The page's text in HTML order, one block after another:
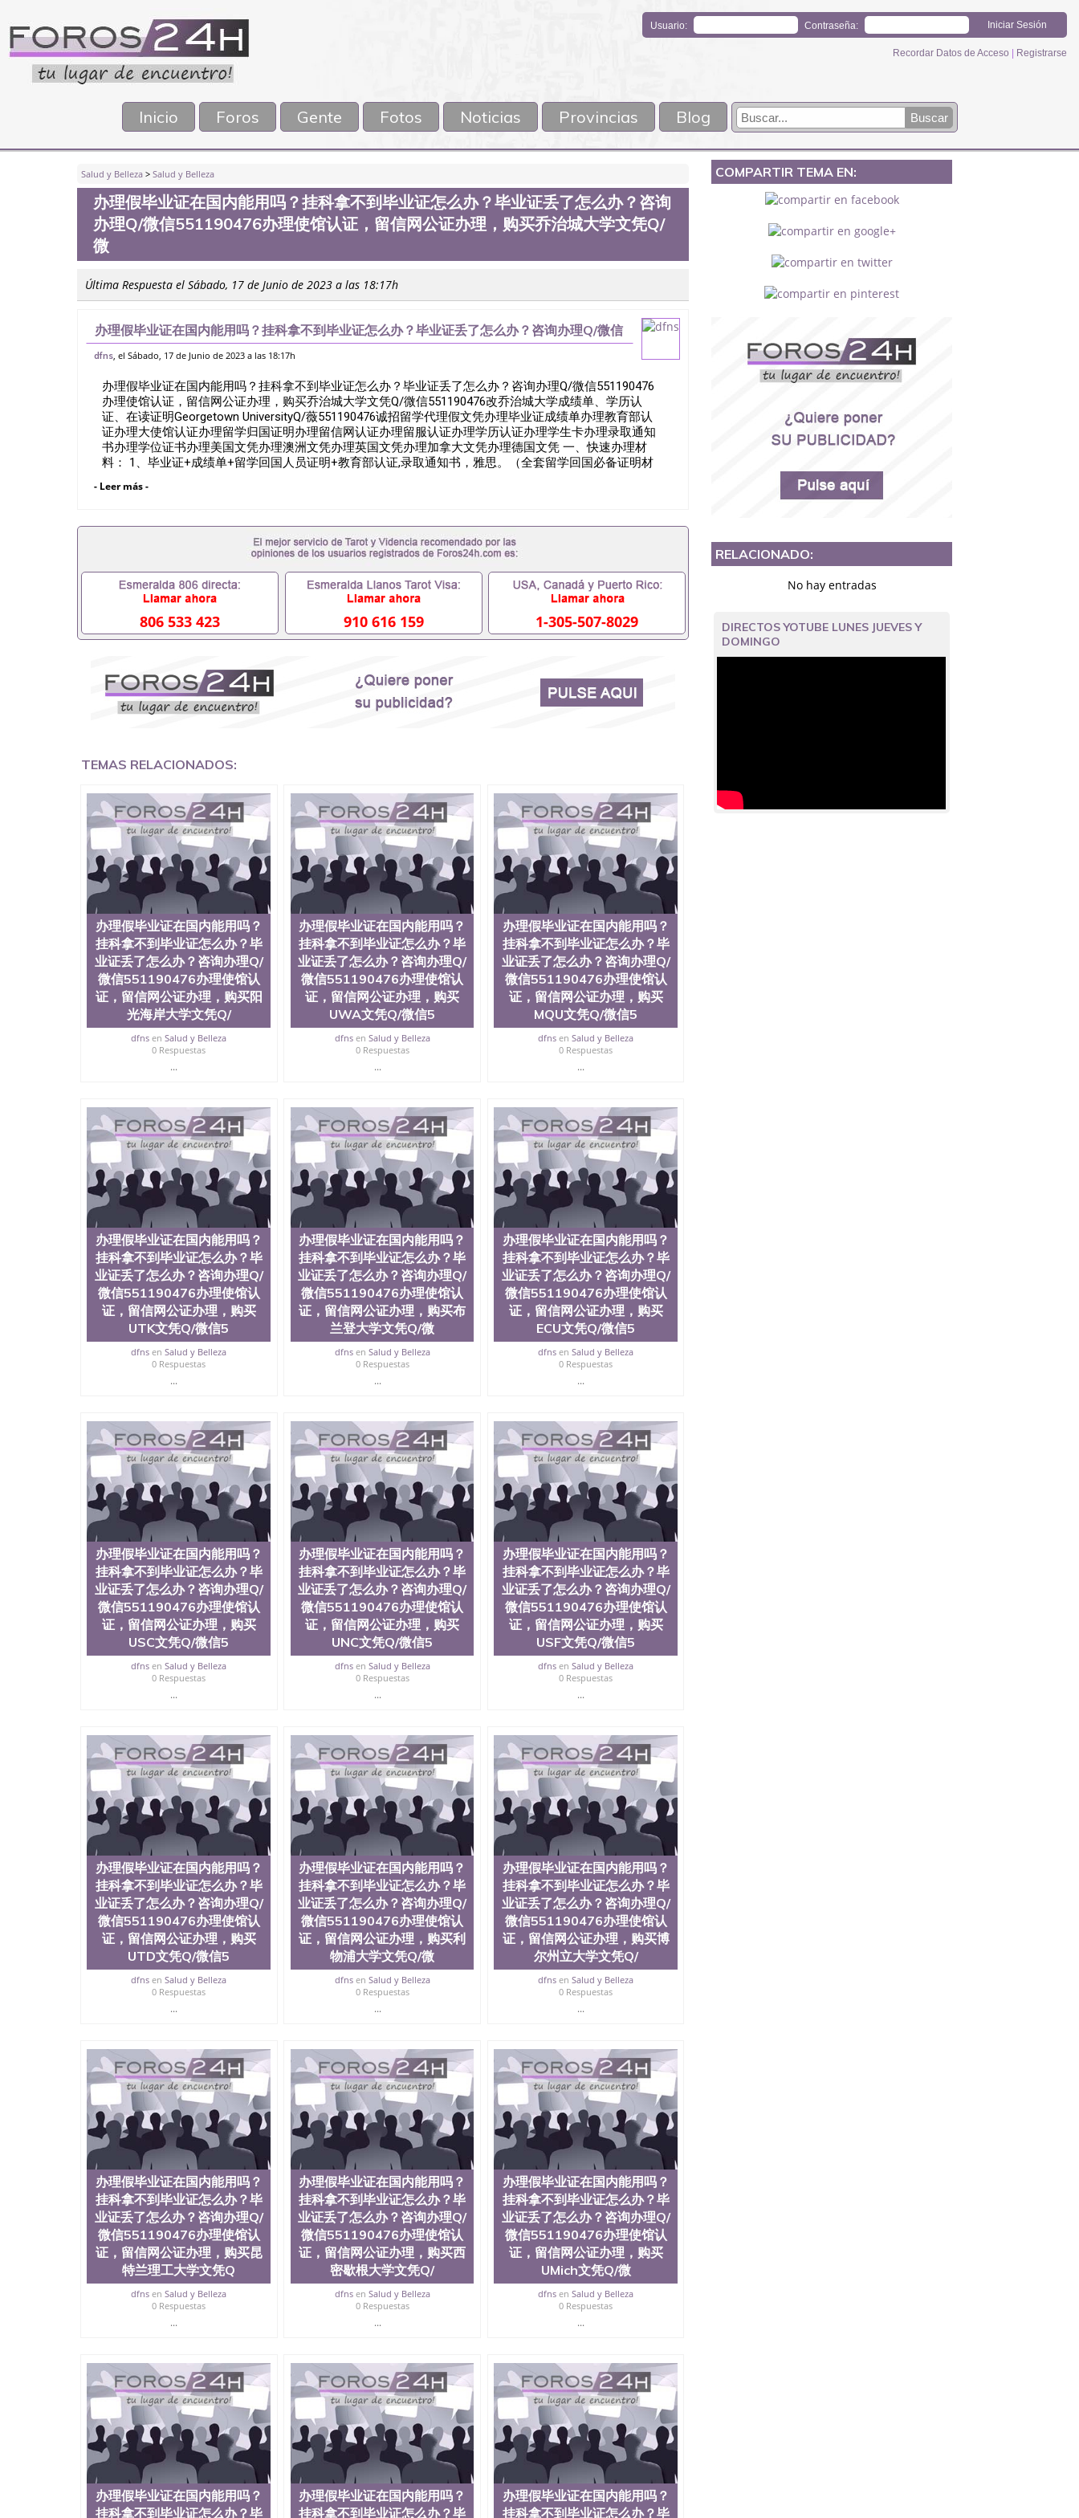
Usuario: Contraseña:
Recordar Datos de Acceso Registrarse
Inicio Foros Gente Fotos Noticias Provincias Blog
Salud y Belleza > Salud y Belleza
办理假毕业证在国内能用吗？挂科拿不到毕业证怎么办？毕业证丢了怎么办？咨询
办理Q/微信551190476办理使馆认证，留信网公证办理，购买乔治城大学文凭Q/
微
Última Respuesta el Sábado, 17 de Junio de 2023 a las 18:17h
办理假毕业证在国内能用吗？挂科拿不到毕业证怎么办？毕业证丢了怎么办？咨询办理Q/微信
551190476办理使馆认证，留信网公证办理，购买乔治城大学文凭Q/微
dfns, el Sábado, 17 de Junio de 2023 a las 18:17h
办理假毕业证在国内能用吗？挂科拿不到毕业证怎么办？毕业证丢了怎么办？咨询办理Q/微信551190476
办理使馆认证，留信网公证办理，购买乔治城大学文凭Q/微信551190476改乔治城大学成绩单、学历认
证、在读证明Georgetown UniversityQ/薇551190476诚招留学代理假文凭办理毕业证成绩单办理教育部认
证办理大使馆认证办理留学归国证明办理留信网认证办理留服认证办理学历认证办理学生卡办理录取通知
书办理学位证书办理美国文凭办理澳洲文凭办理英国文凭办理加拿大文凭办理德国文凭 一、快速办理材
料： 1、毕业证+成绩单+留学回国人员证明+教育部认证,录取通知书，雅思。（全套留学回国必备证明材
请学校、转学，甚至是申请工签都可以用到）。 注：上述材料，随时都可以安排办理，毕业证成绩单，学
业证成绩单可以办学历认证吗551190476要定居国外需要办理什么材料551190476入职事业单位/国企假的
毕业证会查吗551190476入职国企/事业单位需要些什么材料551190476办理假毕业证在国内能用吗, 挂科拿
不到毕业证怎么办, 毕业证丢了怎么办, 没有正常毕业怎么办理毕业证,没毕业可以办学历认证吗,您是否因为
中途辍学、挂科而没有正常毕业551190476您是否因为递交材料不齐而被拒之门外551190476您是否因没正
常毕业而导致回国得不到教育部认证在校挂科了不想读了,成绩不理想毕不了业怎么办551190476找工作没
有文凭怎么办,怎么办理本科/研究生文凭551190476如何办理本科/硕士毕业证551190476网上买文凭可靠吗
551190476哪里可以买国外文凭551190476国外本科毕业证怎么办理551190476国外大学文凭可以打工作吗
551190476怎么办理 外假毕业证551190476哪里可以制作美国毕业证551190476哪里可以办理澳洲毕业证
551190476假毕业证能查出来吗551190476假文凭网上能查到吗551190476 如何拿到国外毕业证QQ微信
551190476办假大学毕业证QQ微信551190476国外毕业证去哪认证QQ微信551190476找毕业证封皮QQ微信
551190476国外毕业证外壳定制QQ微信551190476快速代办国外毕业证QQ微信551190476快速拿到国外文
硕士文凭办理QQ微信551190476 网上买文凭可靠吗QQ微信551190476买国外文凭质量QQ微信551190476国
信551190476国外大学有毕业证QQ微信551190476办理国外毕业证价格QQ微信551190476国外编号查询QQ
微信551190476办理国外文凭要交定金吗QQ微信551190476办国外可查文凭QQ微信551190476网上购买真
文凭可信吗QQ微信551190476学士学位证书查询机构QQ微信551190476 国外资格证书办理QQ微信
551190476如何办理学历认证QQ微信551190476海外文凭认证办理QQ微信551190476 圣何塞州立大学
（San Jose State University, 又译为“圣荷西州立大学”）成立于1857年，简称SJSU，是加州历史悠久的大
学之一，也是美西地区的公立大学之一。位于圣何塞市San Jose中心，占地154公顷。它是一所位于加利
福尼亚州的著名综合性公立大学，它以极高的就业率，全美名列前茅的毕业薪资，浓厚的多元化学术氛
围，杰出的本科教育质量，被《福克斯》杂志评选为全美50强公立综合性大学，每年有来自世界各地的成
百上千的海外学生前往求学。 至今，这是一所在世界上享有学术地位、声誉、实习机会和影响力的高等教
育机构，并获誉为美国本科教育质量的核心代表。其计算机系与会计系更是在当今美国大学教学排名中表
现优异。其毕业生大多可以在其所处地域的世界硅谷中心得到工作机会。许多硅谷公司甚至在学生大三和
大四的学期提供许多相应科系的实习机会。无论是加州大学系统(UC)，还是加州州立大学系统(CSU), 圣何
塞州立大学都占据着加州所有大学中的地理位置。 圣何塞州立大学座落于硅谷(Silicon Valley), 于附近的旧
金山-圣何塞地区为全美的重要科技中心。约有学生三万人，超过134种学士学科和65个硕士学科，并有来
自世界60余国的学生来此就读。其有名的科系如计算机科学，电子工程学，工商管理学，艺术设计，和航
空学等，深受性肯定及好评；而各种大学部和研究所的商学课程也吸引了众多不同国家的专业人士前来研
究与学习。 二、办理流程： 1、收集客户办理信息； 2、客户付定金下单； 3、公司确认到账转制作点做电
子图； 4、电子图做好发给客户确认； 5、电子图确认好转成品部做成品； 6、成品做好拍照或者视频确认
再付余款； 7、快递给客户（国内顺丰，国外DHL）。 三、真实网上可查的证明材料 1、教育部学历学位认
院、地球及物质科学院、教育学院、工程学院、健康与人类发展学院、信息工程与科学学院、人文学院、
护理学院、科学学院等。学校的教育学院排名在全美前十名，工学院排名在前十五名，且继续攀升中。纽
约大学为学生们提供本科、硕士及博士学位。学校的专业课程包括：会计学、MBA、财务、教育、建筑工
程、经济、医学、护理、文学、音乐、生物学、统计学、美术、电子工程、天文学、农业、环境污染控
制、历史、电气工程、生物工程、建筑设计、工商管理、材料科学、机械工程、航天工程、土木工程、数
学、化学、英语、社会科学、心理学、戏剧、市场营销、机械工程、计算机科学、物理学、人工智能、商
科、金融专业 1、客户提供相关材料，确定客户办理信息，给出操作方案； 2、补充毕业证成绩单等相关材
料； 3、留服注册申请账号，付定金； 4、预约递交时间，公司人员陪同客户本人一起去留服递交材料；
5、等待结果，完成结果书留服直接邮寄给客户 6、客户确认收到结果，付余款。 我们对海外大学及学院的
毕业证成绩单所使用的材料，尺寸大小，防伪结构（包括：水印，阴影底纹，钢印LOGO烫金烫银，LOGO
烫金烫银复合重叠。 文字图案浮雕，激光镭射，紫外荧光，温感，复印防伪）都有原版本文凭对照。质量
得到了广大海外客户群体的认可，同时和海外学校留学中介， 同时能做到与时俱进，及时掌握各大院校的
（毕业证，成绩单，资格证，学生卡，结业证，录取通知书，在读证明等相关材料）的版本更新信息， 能
够在时间掌握的海外学历文凭的样版，尺寸大小，纸张材质，防伪技术等等，并在时间收集到原版实物，
以求达到客户的需求。 我们的优势： 我们在保证合理定价的同时，坚持较高性价比，通过品质和效率不断
优化，为您倾情诠释什么是高性价比。 咨询顾问：Sam q/微信:551190476 Q/微信:551190476办理毕业证
成绩单、教育部认证,录取通知书，雅思，留学回国证明.
认证、留服认证、使馆认证、使馆证明、使馆留学回国人员证明、留学生认证、学历认证、文凭认证学位
认证、留学生学历认证、留学生学位认证、英国文凭学历、美国文凭学历、澳洲文凭学历、加拿大文凭学
历、新西兰学历认证等q:551190476 微信：551190476 圣何塞州立大学毕业证（San Jose State
University）圣何塞州立大学毕业证（San Jose State University）圣何塞州立大学毕业证（San Jose State
University）圣何塞州立大学成绩单（San Jose State University）圣何塞州立大学成绩单（ San Jose State
University）圣何塞州立大学成绩单（San Jose State University）成绩单圣何塞州立大学文凭（San Jose
State University）圣何塞州立大学（San Jose State University）圣何塞州立大学（San Jose State
University）圣何塞州立大学（ San Jose State University）圣何塞州立大学（San Jose State University）
圣何塞州立大学文凭（San Jose State University）圣何塞州立大学文凭（San Jose State University）文凭
圣何塞州立大学文凭（San Jose State University）圣何塞州立大学学历（ San Jose State University）圣何
塞州立大学学历（San Jose State University）圣何塞州立大学学历（San Jose State University）圣 塞州立
大学学历（San Jose State University）圣何塞州立大学（San Jose State University）圣何塞州立大学
（San Jose State University）圣何塞州立大学（San Jose State University）圣何塞州立大学（San Jose
State University）圣何塞州立大学学位证（San Jose State University）圣何塞州立大学学位证（San Jose
State University）圣何塞州立大学学位证（San Jose State University）圣何塞州立大学（San Jose State
University）圣何塞州立大学（San Jose State University）圣何塞州立大学（San Jose State University）圣
何塞州立大学（San Jose State University）圣何塞州立大学学位证（San Jose State University）圣何塞州
立大学学位证（San Jose State University）圣何塞州立大学结业证（San Jose State University）圣何塞州
立大学结业证（San Jose State University）圣何塞州立大学结业证（San Jose State University）圣何塞州
塞州立大学学历证书（San Jose State University）澳洲读书未毕业找人做文凭学位qq微信551190476澳洲
读CQU中央昆士兰大学学历 绩单购买学位证书/澳洲读本科硕士做文凭/购买澳洲大学毕业证成绩单假文凭
学历offieUniversityofSouthernQueensland 澳洲读书未毕业找人做文凭学位qq微信551190476澳洲读CQU中
央昆士兰大学学历成绩单购买学位证书/澳洲读本科硕士做文凭/购买澳洲大学毕业证成绩单假文凭学历办
理假毕业证在国内能用吗？挂科拿不到毕业证怎么办？毕业证丢了怎么办？咨询办理Q/微信551190476办
理使馆认证，留信网公证办理，购买乔治城大学文凭Q/微信551190476改乔治城大学成绩单、学历认证、
在读证明Georgetown University
- Leer más -
806 533 423 910 616 159 1-305-507-8029
TEMAS RELACIONADOS:
办理假毕业证在国内能用吗？
挂科拿不到毕业证怎么办？毕
业证丢了怎么办？咨询办理Q/
微信551190476办理使馆认
证，留信网公证办理，购买阳
光海岸大学文凭Q/
dfns enSalud y Belleza
0 Respuestas
...
办理假毕业证在国内能用吗？
挂科拿不到毕业证怎么办？毕
业证丢了怎么办？咨询办理Q/
微信551190476办理使馆认
证，留信网公证办理，购买
UWA文凭Q/微信5
dfnsen Salud y Belleza
0 Respuestas
...
办理假毕业证在国内能用吗？
挂科拿不到毕业证怎么办？毕
业证丢了怎么办？咨询办理Q/
微信551190476办理使馆认
证，留信网公证办理，购买
MQU文凭Q/微信5
dfns enSalud y Belleza
0 Respuestas
...
办理假毕业证在国内能用吗？
挂科拿不到毕业证怎么办？毕
业证丢了怎么办？咨询办理Q/
微信551190476办理使馆认
证，留信网公证办理，购买
UTK文凭Q/微信5
dfns enSalud y Belleza
0 Respuestas
...
办理假毕业证在国内能用吗？
挂科拿不到毕业证怎么办？毕
业证丢了怎么办？咨询办理Q/
微信551190476办理使馆认
证，留信网公证办理，购买布
兰登大学文凭Q/微
dfnsen Salud y Belleza
0 Respuestas
...
办理假毕业证在国内能用吗？
挂科拿不到毕业证怎么办？毕
业证丢了怎么办？咨询办理Q/
微信551190476办理使馆认
证，留信网公证办理，购买
ECU文凭Q/微信5
dfns enSalud y Belleza
0 Respuestas
...
办理假毕业证在国内能用吗？
挂科拿不到毕业证怎么办？毕
业证丢了怎么办？咨询办理Q/
微信551190476办理使馆认
证，留信网公证办理，购买
USC文凭Q/微信5
dfns enSalud y Belleza
0 Respuestas
...
办理假毕业证在国内能用吗？
挂科拿不到毕业证怎么办？毕
业证丢了怎么办？咨询办理Q/
微信551190476办理使馆认
证，留信网公证办理，购买
UNC文凭Q/微信5
dfnsen Salud y Belleza
0 Respuestas
...
办理假毕业证在国内能用吗？
挂科拿不到毕业证怎么办？毕
业证丢了怎么办？咨询办理Q/
微信551190476办理使馆认
证，留信网公证办理，购买
USF文凭Q/微信5
dfns enSalud y Belleza
0 Respuestas
...
办理假毕业证在国内能用吗？
挂科拿不到毕业证怎么办？毕
业证丢了怎么办？咨询办理Q/
微信551190476办理使馆认
证，留信网公证办理，购买
UTD文凭Q/微信5
dfns enSalud y Belleza
0 Respuestas
...
办理假毕业证在国内能用吗？
挂科拿不到毕业证怎么办？毕
业证丢了怎么办？咨询办理Q/
微信551190476办理使馆认
证，留信网公证办理，购买利
物浦大学文凭Q/微
dfnsen Salud y Belleza
0 Respuestas
...
办理假毕业证在国内能用吗？
挂科拿不到毕业证怎么办？毕
业证丢了怎么办？咨询办理Q/
微信551190476办理使馆认
证，留信网公证办理，购买博
尔州立大学文凭Q/
dfns enSalud y Belleza
0 Respuestas
...
办理假毕业证在国内能用吗？
挂科拿不到毕业证怎么办？毕
业证丢了怎么办？咨询办理Q/
微信551190476办理使馆认
证，留信网公证办理，购买昆
特兰理工大学文凭Q
dfns enSalud y Belleza
0 Respuestas
...
办理假毕业证在国内能用吗？
挂科拿不到毕业证怎么办？毕
业证丢了怎么办？咨询办理Q/
微信551190476办理使馆认
证，留信网公证办理，购买西
密歇根大学文凭Q/
dfnsen Salud y Belleza
0 Respuestas
...
办理假毕业证在国内能用吗？
挂科拿不到毕业证怎么办？毕
业证丢了怎么办？咨询办理Q/
微信551190476办理使馆认
证，留信网公证办理，购买
UMich文凭Q/微
dfns enSalud y Belleza
0 Respuestas
...
办理假毕业证在国内能用吗？
挂科拿不到毕业证怎么办？毕
办理假毕业证在国内能用吗？
挂科拿不到毕业证怎么办？毕
办理假毕业证在国内能用吗？
挂科拿不到毕业证怎么办？毕
COMPARTIR TEMA EN:
RELACIONADO:
No hay entradas
DIRECTOS YOTUBE LUNES JUEVES Y
DOMINGO